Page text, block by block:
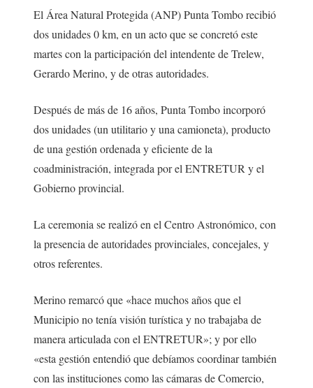
El Área Natural Protegida (ANP) Punta Tombo recibió
dos unidades 0 km, en un acto que se concretó este
martes con la participación del intendente de Trelew,
Gerardo Merino, y de otras autoridades.
Después de más de 16 años, Punta Tombo incorporó
dos unidades (un utilitario y una camioneta), producto
de una gestión ordenada y eficiente de la
coadministración, integrada por el ENTRETUR y el
Gobierno provincial.
La ceremonia se realizó en el Centro Astronómico, con
la presencia de autoridades provinciales, concejales, y
otros referentes.
Merino remarcó que «hace muchos años que el
Municipio no tenía visión turística y no trabajaba de
manera articulada con el ENTRETUR»; y por ello
«esta gestión entendió que debíamos coordinar también
con las instituciones como las cámaras de Comercio,